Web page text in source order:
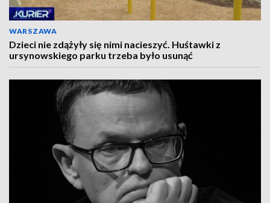
WARSZAWA
Dzieci nie zdążyły się nimi nacieszyć. Huśtawki z
ursynowskiego parku trzeba było usunąć